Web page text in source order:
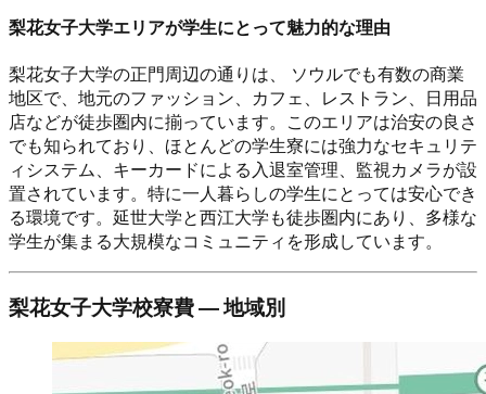
梨花女子大学エリアが学生にとって魅力的な理由
梨花女子大学の正門周辺の通りは、 ソウルでも有数の商業
地区で、地元のファッション、カフェ、レストラン、日用品
店などが徒歩圏内に揃っています。このエリアは治安の良さ
でも知られており、ほとんどの学生寮には強力なセキュリテ
ィシステム、キーカードによる入退室管理、監視カメラが設
置されています。特に一人暮らしの学生にとっては安心でき
る環境です。延世大学と西江大学も徒歩圏内にあり、多様な
学生が集まる大規模なコミュニティを形成しています。
梨花女子大学校寮費 ― 地域別